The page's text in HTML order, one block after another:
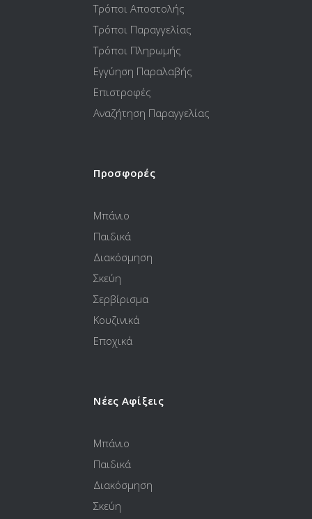
Τρόποι Αποστολής
Τρόποι Παραγγελίας
Τρόποι Πληρωμής
Εγγύηση Παραλαβής
Επιστροφές
Αναζήτηση Παραγγελίας
Προσφορές
Μπάνιο
Παιδικά
Διακόσμηση
Σκεύη
Σερβίρισμα
Κουζινικά
Εποχικά
Νέες Αφίξεις
Μπάνιο
Παιδικά
Διακόσμηση
Σκεύη